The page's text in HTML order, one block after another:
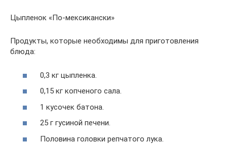
Цыпленок «По-мексикански»
Продукты, которые необходимы для приготовления
блюда:
0,3 кг цыпленка.
0,15 кг копченого сала.
1 кусочек батона.
25 г гусиной печени.
Половина головки репчатого лука.